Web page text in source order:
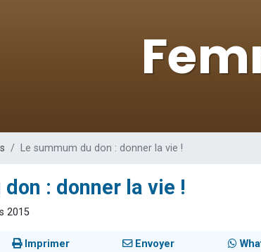
Il reste 49 places pour étudier en groupe sur Zoom
Nathaniel vient de donner son Maasser
Le summum du don : donner la vie !
: donner la vie !
2015
Imprimer Envoyer